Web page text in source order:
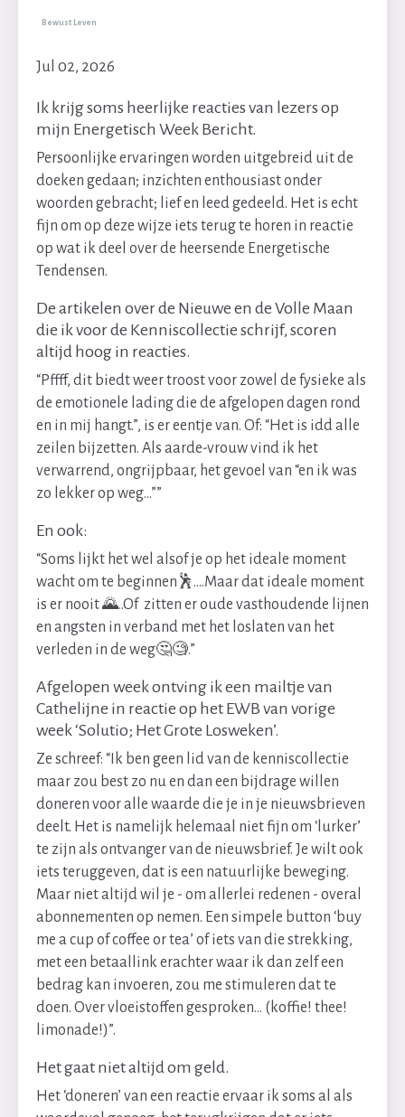
Bewust Leven
Jul 02, 2026
Ik krijg soms heerlijke reacties van lezers op
mijn Energetisch Week Bericht.
Persoonlijke ervaringen worden uitgebreid uit de
doeken gedaan; inzichten enthousiast onder
woorden gebracht; lief en leed gedeeld. Het is echt
fijn om op deze wijze iets terug te horen in reactie
op wat ik deel over de heersende Energetische
Tendensen.
De artikelen over de Nieuwe en de Volle Maan
die ik voor de Kenniscollectie schrijf, scoren
altijd hoog in reacties.
“Pffff, dit biedt weer troost voor zowel de fysieke als
de emotionele lading die de afgelopen dagen rond
en in mij hangt.”, is er eentje van. Of: “Het is idd alle
zeilen bijzetten. Als aarde-vrouw vind ik het
verwarrend, ongrijpbaar, het gevoel van “en ik was
zo lekker op weg…””
En ook:
“Soms lijkt het wel alsof je op het ideale moment
wacht om te beginnen🕺....Maar dat ideale moment
is er nooit 🌄..Of zitten er oude vasthoudende lijnen
en angsten in verband met het loslaten van het
verleden in de weg🤔🧐.”
Afgelopen week ontving ik een mailtje van
Cathelijne in reactie op het EWB van vorige
week ‘Solutio; Het Grote Losweken’.
Ze schreef: “Ik ben geen lid van de kenniscollectie
maar zou best zo nu en dan een bijdrage willen
doneren voor alle waarde die je in je nieuwsbrieven
deelt. Het is namelijk helemaal niet fijn om ‘lurker’
te zijn als ontvanger van de nieuwsbrief. Je wilt ook
iets teruggeven, dat is een natuurlijke beweging.
Maar niet altijd wil je - om allerlei redenen - overal
abonnementen op nemen. Een simpele button ‘buy
me a cup of coffee or tea’ of iets van die strekking,
met een betaallink erachter waar ik dan zelf een
bedrag kan invoeren, zou me stimuleren dat te
doen. Over vloeistoffen gesproken… (koffie! thee!
limonade!)”.
Het gaat niet altijd om geld.
Het ‘doneren’ van een reactie ervaar ik soms al als